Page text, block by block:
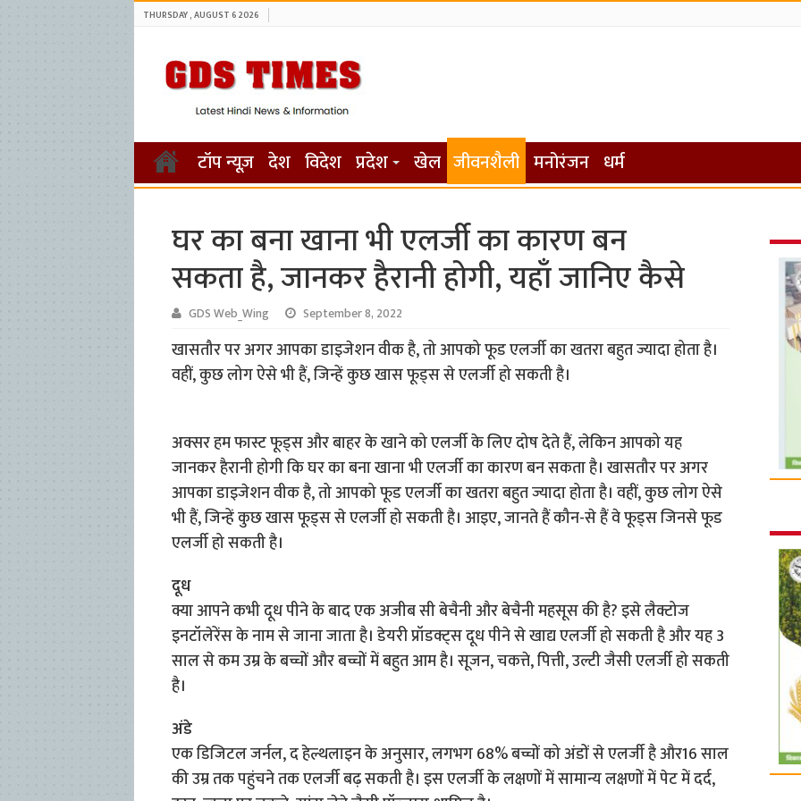
THURSDAY , AUGUST 6 2026
टॉप न्यूज़ देश विदेश प्रदेश खेल जीवनशैली मनोरंजन धर्म
घर का बना खाना भी एलर्जी का कारण बन
सकता है, जानकर हैरानी होगी, यहाँ जानिए कैसे
GDS Web_Wing September 8, 2022
खासतौर पर अगर आपका डाइजेशन वीक है, तो आपको फूड एलर्जी का खतरा बहुत ज्यादा होता है।
वहीं, कुछ लोग ऐसे भी हैं, जिन्हें कुछ खास फूड्स से एलर्जी हो सकती है।
अक्सर हम फास्ट फूड्स और बाहर के खाने को एलर्जी के लिए दोष देते हैं, लेकिन आपको यह
जानकर हैरानी होगी कि घर का बना खाना भी एलर्जी का कारण बन सकता है। खासतौर पर अगर
आपका डाइजेशन वीक है, तो आपको फूड एलर्जी का खतरा बहुत ज्यादा होता है। वहीं, कुछ लोग ऐसे
भी हैं, जिन्हें कुछ खास फूड्स से एलर्जी हो सकती है। आइए, जानते हैं कौन-से हैं वे फूड्स जिनसे फूड
एलर्जी हो सकती है।
दूध
क्या आपने कभी दूध पीने के बाद एक अजीब सी बेचैनी और बेचैनी महसूस की है? इसे लैक्टोज
इनटॉलेरेंस के नाम से जाना जाता है। डेयरी प्रॉडक्ट्स दूध पीने से खाद्य एलर्जी हो सकती है और यह 3
साल से कम उम्र के बच्चों और बच्चों में बहुत आम है। सूजन, चकत्ते, पित्ती, उल्टी जैसी एलर्जी हो सकती
है।
अंडे
एक डिजिटल जर्नल, द हेल्थलाइन के अनुसार, लगभग 68% बच्चों को अंडों से एलर्जी है और16 साल
की उम्र तक पहुंचने तक एलर्जी बढ़ सकती है। इस एलर्जी के लक्षणों में सामान्य लक्षणों में पेट में दर्द,